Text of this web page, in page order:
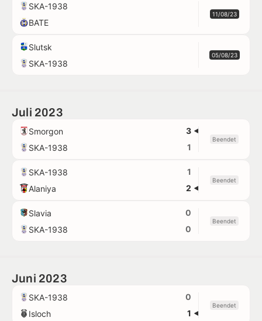
SKA-1938
BATE
11/08/23
Slutsk
SKA-1938
05/08/23
Juli 2023
Smorgon
3
SKA-1938
1
Beendet
SKA-1938
1
Alaniya
2
Beendet
Slavia
0
SKA-1938
0
Beendet
Juni 2023
SKA-1938
0
Isloch
1
Beendet